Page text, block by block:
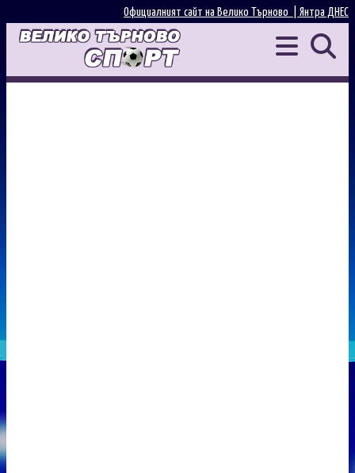
Янтра ДНЕС
Официалният сайт на Велико Търново |